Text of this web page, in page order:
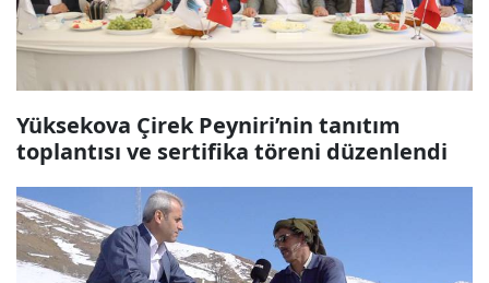
Yüksekova Çirek Peyniri’nin tanıtım
toplantısı ve sertifika töreni düzenlendi